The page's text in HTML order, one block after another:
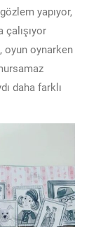
yapıyor,
çalışıyor
oyun oynarken
daha farklı